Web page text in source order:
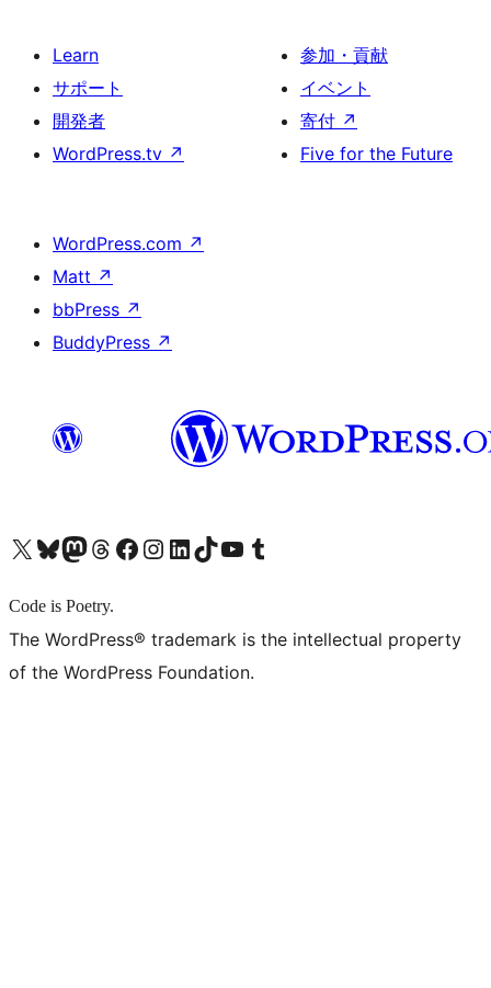
Learn
サポート
開発者
WordPress.tv ↗
参加・貢献
イベント
寄付 ↗
Five for the Future
WordPress.com ↗
Matt ↗
bbPress ↗
BuddyPress ↗
X (旧 Twitter) アカウントへBluesky アカウントへMastodon アカウントへThreads アカウントへ Facebook ページへInstagram アカウントへ LinkedIn アカウントへTikTok アカウントへYouTube チャンネルへ Tumblr アカウントへ
Code is Poetry.
The WordPress® trademark is the intellectual property
of the WordPress Foundation.